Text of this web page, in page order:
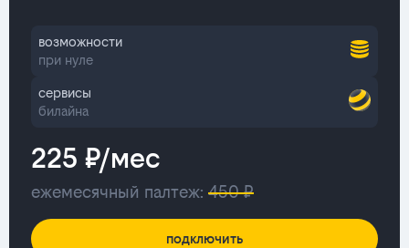
возможности
при нуле
сервисы
билайна
225 ₽/мес
ежемесячный палтеж: 450 ₽
подключить